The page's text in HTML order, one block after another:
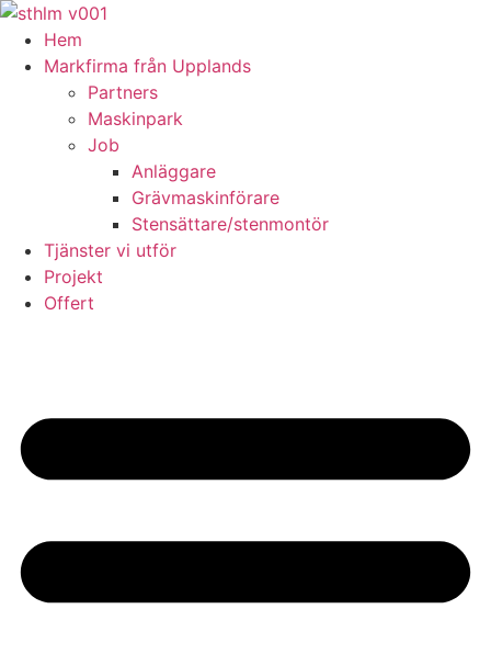
Skip
content
Hem
Markfirma från Upplands
Partners
Maskinpark
Job
Anläggare
Grävmaskinförare
Stensättare/stenmontör
Tjänster vi utför
Projekt
Offert